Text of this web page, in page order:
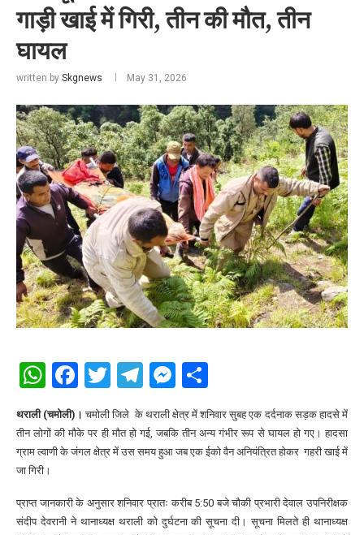
गाड़ी खाई में गिरी, तीन की मौत, तीन
घायल
written by Skgnews May 31, 2026
WhatsApp
Facebook
Twitter
Telegram
Messenger
थराली (चमोली)। चमोली जिले के थराली क्षेत्र में शनिवार सुबह एक दर्दनाक सड़क हादसे में
तीन लोगों की मौके पर ही मौत हो गई, जबकि तीन अन्य गंभीर रूप से घायल हो गए। हादसा
ग्राम ल्वाणी के जंगल क्षेत्र में उस समय हुआ जब एक ईको वैन अनियंत्रित होकर गहरी खाई में
जा गिरी।
प्राप्त जानकारी के अनुसार शनिवार प्रातः करीब 5:50 बजे चौकी प्रभारी देवाल उपनिरीक्षक
संदीप देवरानी ने थानाध्यक्ष थराली को दुर्घटना की सूचना दी। सूचना मिलते ही थानाध्यक्ष